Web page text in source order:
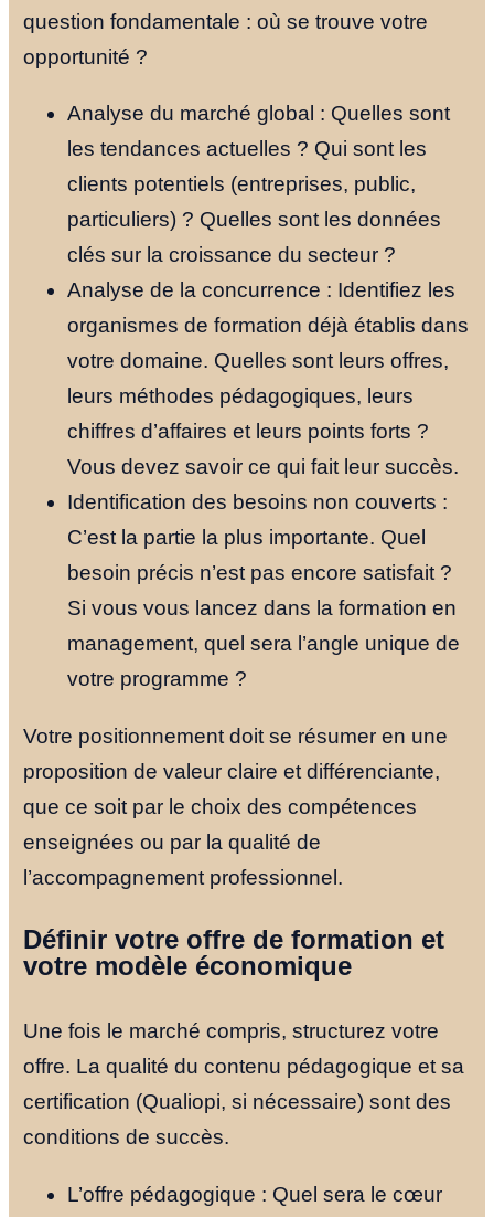
question fondamentale : où se trouve votre
opportunité ?
Analyse du marché global : Quelles sont
les tendances actuelles ? Qui sont les
clients potentiels (entreprises, public,
particuliers) ? Quelles sont les données
clés sur la croissance du secteur ?
Analyse de la concurrence : Identifiez les
organismes de formation déjà établis dans
votre domaine. Quelles sont leurs offres,
leurs méthodes pédagogiques, leurs
chiffres d’affaires et leurs points forts ?
Vous devez savoir ce qui fait leur succès.
Identification des besoins non couverts :
C’est la partie la plus importante. Quel
besoin précis n’est pas encore satisfait ?
Si vous vous lancez dans la formation en
management, quel sera l’angle unique de
votre programme ?
Votre positionnement doit se résumer en une
proposition de valeur claire et différenciante,
que ce soit par le choix des compétences
enseignées ou par la qualité de
l’accompagnement professionnel.
Définir votre offre de formation et
votre modèle économique
Une fois le marché compris, structurez votre
offre. La qualité du contenu pédagogique et sa
certification (Qualiopi, si nécessaire) sont des
conditions de succès.
L’offre pédagogique : Quel sera le cœur